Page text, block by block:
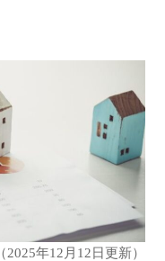
（2025年12月12日更新）